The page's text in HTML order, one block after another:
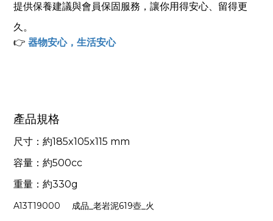
提供保養建議與會員保固服務，讓你用得安心、留得更
久。
👉 器物安心，生活安心
產品規格
尺寸：約185x105x115 mm
容量：約500cc
重量：約330g
A13T19000 成品_老岩泥619壺_火